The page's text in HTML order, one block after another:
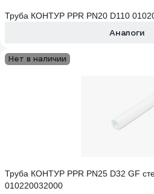
Труба КОНТУР PPR PN20 D110
Аналоги
Нет в наличии
Труба КОНТУР PPR PN25 D32 GF
010220032000